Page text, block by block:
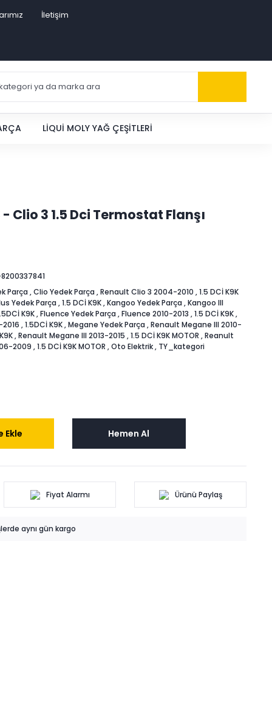
İletişim
LIQUI MOLY YAĞ ÇEŞITLERI
Clio 3 1.5 Dci Termostat Flanşı
Parça ,Clio Yedek Parça ,Renault Clio 3 2004-2010 ,1.5 DCİ K9K
Yedek Parça ,1.5 DCİ K9K,Kangoo Yedek Parça ,Kangoo III
K9K,Fluence Yedek Parça ,Fluence 2010-2013 ,1.5 DCİ K9K,
,1.5DCİ K9K,Megane Yedek Parça ,Renault Megane III 2010-
,Renault Megane III 2013-2015 ,1.5 DCİ K9K MOTOR ,Reanult
2009 ,1.5 DCİ K9K MOTOR ,Oto Elektrik, TY_kategori
Ekle Hemen Al
Fiyat Alarmı Ürünü Paylaş
aynı gün kargo